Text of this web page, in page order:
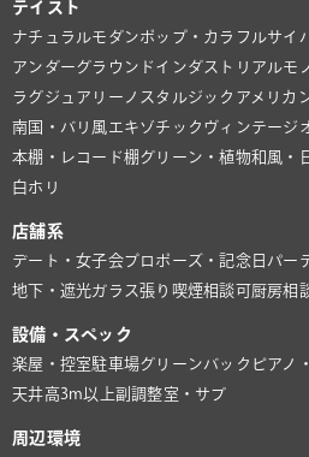
テイスト
ナチュラルモダンポップ・カラフルサイ
アンダーグラウンド インダストリアルモ
ラグジュアリー ノスタルジック アメリカ
南国・バリ風 エキゾチック ヴィンテージ
本棚・レコード棚グリーン・植物和風・
白ホリ
店舗系
デート・女子会プロポーズ・記念日 パー
地下・遮光ガラス張り 喫煙相談可厨房相
設備・スペック
楽屋・控室駐車場グリーンバック ピアノ
天井高3m以上副調整室・サブ
周辺環境